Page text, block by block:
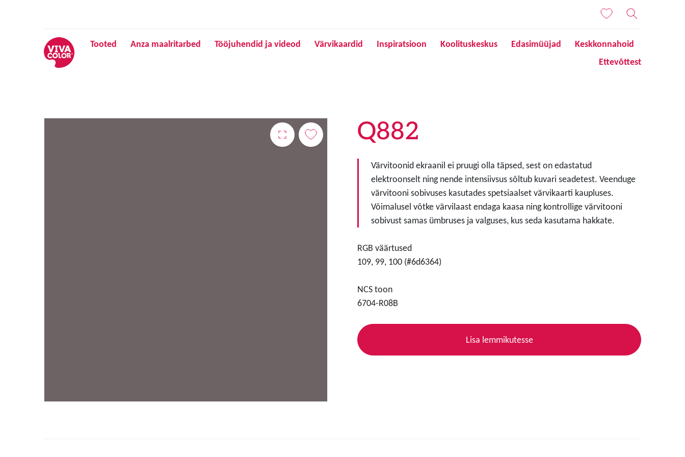
Tooted Anza maalritarbed Tööjuhendid ja videod Värvikaardid Inspiratsioon Koolituskeskus Edasimüüjad
Keskkonnahoid
Ettevõttest
Q882
Värvitoonid ekraanil ei pruugi olla täpsed, sest on edastatud
elektroonselt ning nende intensiivsus sõltub kuvari seadetest. Veenduge
värvitooni sobivuses kasutades spetsiaalset värvikaarti kaupluses.
Võimalusel võtke värvilaast endaga kaasa ning kontrollige värvitooni
sobivust samas ümbruses ja valguses, kus seda kasutama hakkate.
RGB väärtused
109, 99, 100 (#6d6364)
NCS toon
6704-R08B
Lisa lemmikutesse